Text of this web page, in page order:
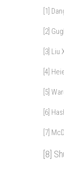
[1]
[2]
[3]
[4]
[5]
[6]
[7]
[8]